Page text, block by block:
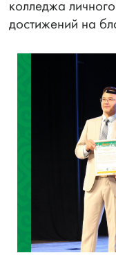
колледжа
достижений на